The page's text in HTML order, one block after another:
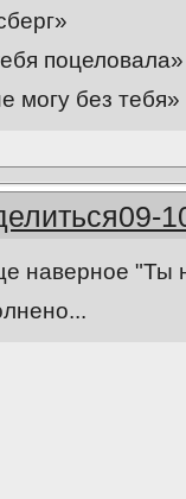
поцеловала»
могу без
09-
наверное "Ты